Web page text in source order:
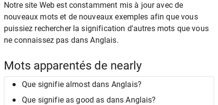
Notre site Web est constamment mis à jour avec de
nouveaux mots et de nouveaux exemples afin que vous
puissiez rechercher la signification d'autres mots que vous
ne connaissez pas dans Anglais.
Mots apparentés de nearly
Que signifie almost dans Anglais?
Que signifie as good as dans Anglais?